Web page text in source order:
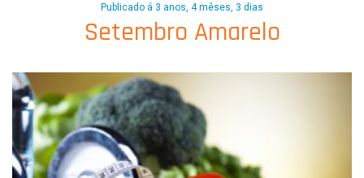
Publicado á 3 anos, 4 mêses, 3 dias
Setembro Amarelo